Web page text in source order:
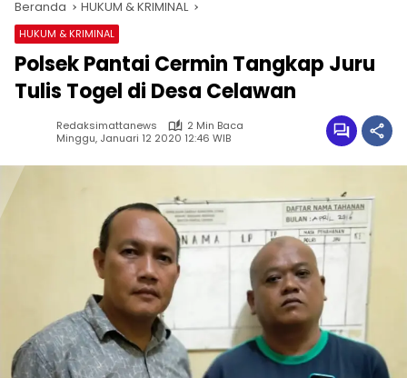
Beranda HUKUM & KRIMINAL
HUKUM & KRIMINAL
Polsek Pantai Cermin Tangkap Juru
Tulis Togel di Desa Celawan
Redaksimattanews
2 Min Baca
Minggu, Januari 12 2020 12:46 WIB